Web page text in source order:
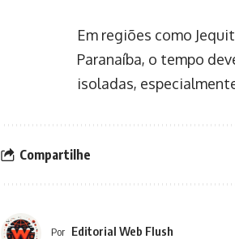
Em regiões como
Paranaíba, o tempo
isoladas,
Compartilhe
Por Editorial Web Flush